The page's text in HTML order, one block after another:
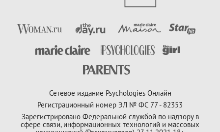
Сетевое издание Psychologies Онлайн
Регистрационный номер ЭЛ № ФС 77 - 82353
Зарегистрировано Федеральной службой по надзору в
сфере связи, информационных технологий и массовых